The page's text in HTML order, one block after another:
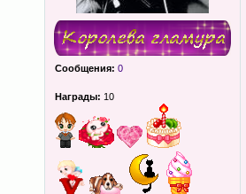
Сообщения: 0
Награды: 10